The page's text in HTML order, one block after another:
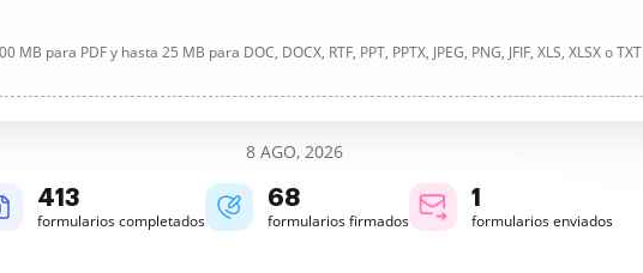
MB para PDF y hasta 25 MB para DOC, DOCX, RTF, PPT, PPTX, JPEG, PNG, JFIF, XLS, XLSX o TXT
8 AGO, 2026
413
formularios completados
68
formularios firmados
1
formularios enviados